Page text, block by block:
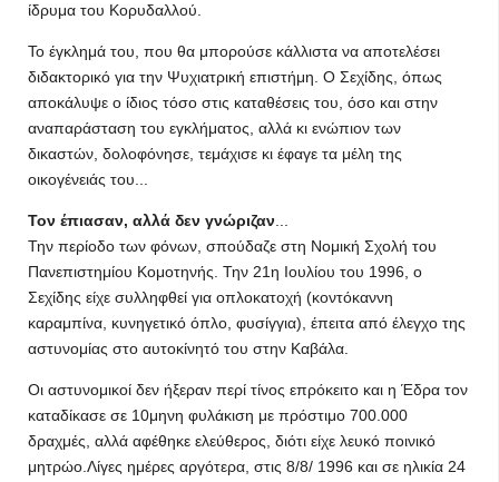
ίδρυμα του Κορυδαλλού.
Το έγκλημά του, που θα μπορούσε κάλλιστα να αποτελέσει
διδακτορικό για την Ψυχιατρική επιστήμη. Ο Σεχίδης, όπως
αποκάλυψε ο ίδιος τόσο στις καταθέσεις του, όσο και στην
αναπαράσταση του εγκλήματος, αλλά κι ενώπιον των
δικαστών, δολοφόνησε, τεμάχισε κι έφαγε τα μέλη της
οικογένειάς του...
Τον έπιασαν, αλλά δεν γνώριζαν
Την περίοδο των φόνων, σπούδαζε στη Νομική Σχολή του
Πανεπιστημίου Κομοτηνής. Την 21η Ιουλίου του 1996, ο
Σεχίδης είχε συλληφθεί για οπλοκατοχή (κοντόκαννη
καραμπίνα, κυνηγετικό όπλο, φυσίγγια), έπειτα από έλεγχο της
αστυνομίας στο αυτοκίνητό του στην Καβάλα.
Οι αστυνομικοί δεν ήξεραν περί τίνος επρόκειτο και η Έδρα τον
καταδίκασε σε 10μηνη φυλάκιση με πρόστιμο 700.000
δραχμές, αλλά αφέθηκε ελεύθερος, διότι είχε λευκό ποινικό
μητρώο.Λίγες ημέρες αργότερα, στις 8/8/ 1996 και σε ηλικία 24